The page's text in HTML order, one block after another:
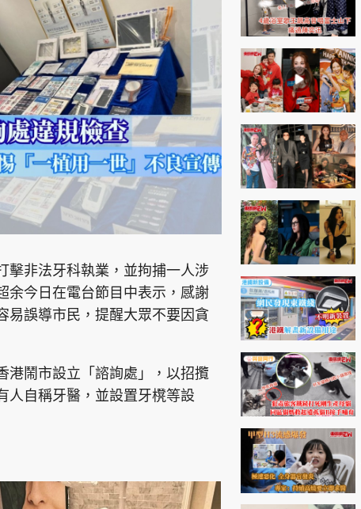
擊非法牙科執業，並拘捕一人涉
余今日在電台節目中表示，感謝
易誤導市民，提醒大眾不要因貪
港鬧市設立「諮詢處」，以招攬
人自稱牙醫，並設置牙櫈等設